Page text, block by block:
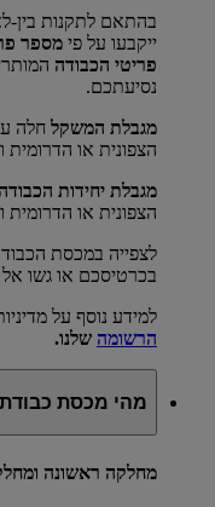
בהתאם לתקנות בין-
ייקבעו על פי מספר
פריטי הכבודה
נסיעתכם.
מגבלת המשקל חלה
הצפונית או הדרומית
מגבלת יחידות הכבודה
הצפונית או הדרומית
לצפייה במכסת
בכרטיסכם או גשו אל
למידע נוסף על
הרשומה שלנו.
מהי מכסת
מחלקה ראשונה